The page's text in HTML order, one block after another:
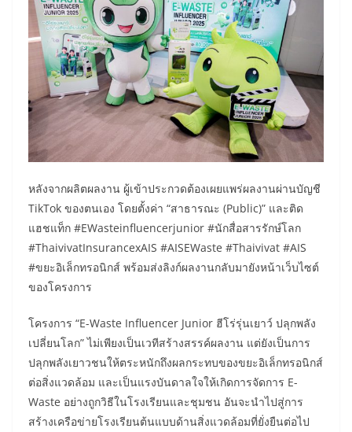
หลังจากผลิตผลงาน ผู้เข้าประกวดต้องเผยแพร่ผลงานผ่านบัญชี
TikTok ของตนเอง โดยตั้งค่า “สาธารณะ (Public)” และติด
แฮชแท็ก #EWasteinfluencerjunior #นักสื่อสารรักษ์โลก
#ThaivivatInsurancexAIS #AISEWaste #Thaivivat #AIS
#ขยะอิเล็กทรอนิกส์ พร้อมส่งลิงก์ผลงานกลับมายังหน้าเว็บไซต์
ของโครงการ
โครงการ “E-Waste Influencer Junior ฮีโร่รุ่นเยาว์ ปลุกพลัง
เปลี่ยนโลก” ไม่เพียงเป็นเวทีสร้างสรรค์ผลงาน แต่ยังเป็นการ
ปลุกพลังเยาวชนให้ตระหนักถึงผลกระทบของขยะอิเล็กทรอนิกส์
ต่อสิ่งแวดล้อม และเป็นแรงบันดาลใจให้เกิดการจัดการ E-
Waste อย่างถูกวิธีในโรงเรียนและชุมชน อันจะนำไปสู่การ
สร้างเครือข่ายโรงเรียนต้นแบบด้านสิ่งแวดล้อมที่ยั่งยืนต่อไป